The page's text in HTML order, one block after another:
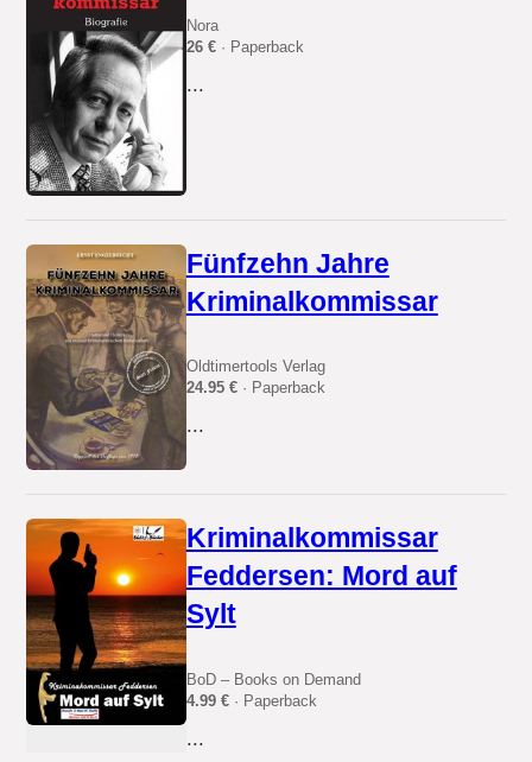
Nora
26 €· Paperback
...
Fünfzehn Jahre
Kriminalkommissar
Oldtimertools Verlag
24.95 €· Paperback
...
Kriminalkommissar
Feddersen: Mord auf
Sylt
BoD – Books on Demand
4.99 €· Paperback
...